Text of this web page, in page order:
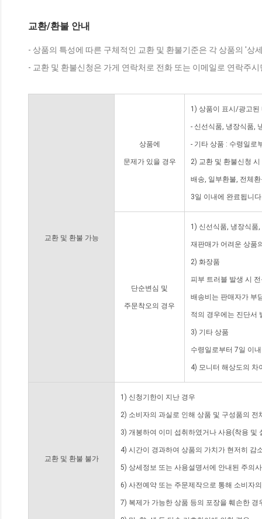
교환/환불 안내
- 상품의 특성에 따른 구체적인 교환 및 환불기준은 각 상품의 '상
- 교환 및 환불신청은 가게 연락처로 전화 또는 이메일로 연락주
교환 및 환불 가능
상품에
문제가 있을 경우
1) 상품이 표시/광고된
- 신선식품, 냉장식품,
- 기타 상품 : 수령일로
2) 교환 및 환불신청
배송, 일부환불, 전체
3일 이내에 완료됩니
단순변심 및
주문착오의 경우
1) 신선식품, 냉장식품
재판매가 어려운 상품
2) 화장품
피부 트러블 발생 시
배송비는 판매자가 부
적의 경우에는 진단서
3) 기타 상품
수령일로부터 7일 이
4) 모니터 해상도의 차
교환 및 환불 불가
1) 신청기한이 지난 경우
2) 소비자의 과실로 인해 상품 및 구성품의
3) 개봉하여 이미 섭취하였거나 사용(착용 및
4) 시간이 경과하여 상품의 가치가 현저히 감
5) 상세정보 또는 사용설명서에 안내된 주의
6) 사전예약 또는 주문제작으로 통해 소비자
7) 복제가 가능한 상품 등의 포장을 훼손한 경